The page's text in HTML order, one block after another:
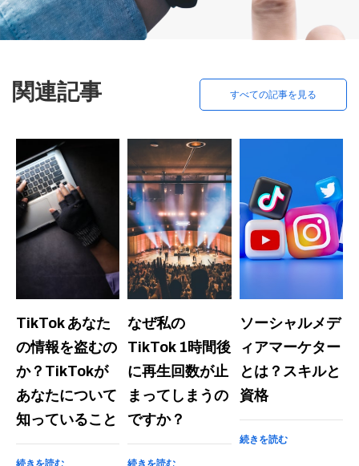
関連記事 すべての記事を見る
TikTok あなた
の情報を盗むの
か？TikTokが
あなたについて
知っていること
続きを読む
なぜ私の
TikTok 1時間後
に再生回数が止
まってしまうの
ですか？
続きを読む
ソーシャルメデ
ィアマーケター
とは？スキルと
資格
続きを読む